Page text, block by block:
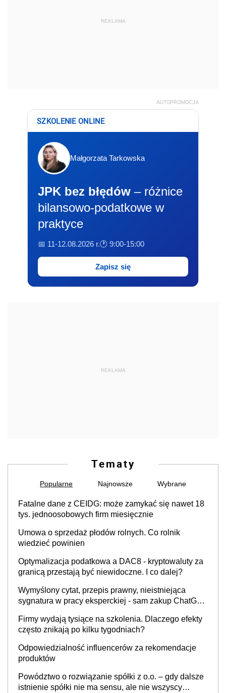
REKLAMA
AUTOPROMOCJA
SZKOLENIE ONLINE
Małgorzata Tarkowska
JPK bez błędów – różnice
bilansowo-podatkowe w
praktyce
📅 11-12.08.2026 r.🕐 9:00-15:00
Zapisz się
REKLAMA
Tematy
Popularne Najnowsze Wybrane
Fatalne dane z CEIDG: może zamykać się nawet 18
tys. jednoosobowych firm miesięcznie
Umowa o sprzedaż płodów rolnych. Co rolnik
wiedzieć powinien
Optymalizacja podatkowa a DAC8 - kryptowaluty za
granicą przestają być niewidoczne. I co dalej?
Wymyślony cytat, przepis prawny, nieistniejąca
sygnatura w pracy eksperckiej - sam zakup ChatGPT
Firmy wydają tysiące na szkolenia. Dlaczego efekty
często znikają po kilku tygodniach?
Odpowiedzialność influencerów za rekomendacje
produktów
Powództwo o rozwiązanie spółki z o.o. – gdy dalsze
istnienie spółki nie ma sensu, ale nie wszyscy